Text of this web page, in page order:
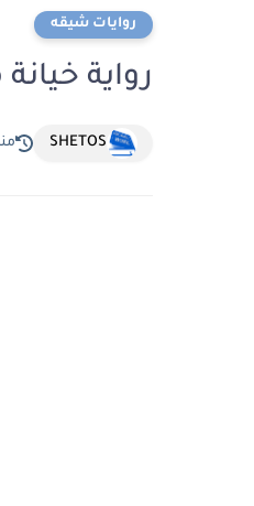
روايات شيقه
رواية
SHETOS منذ 5